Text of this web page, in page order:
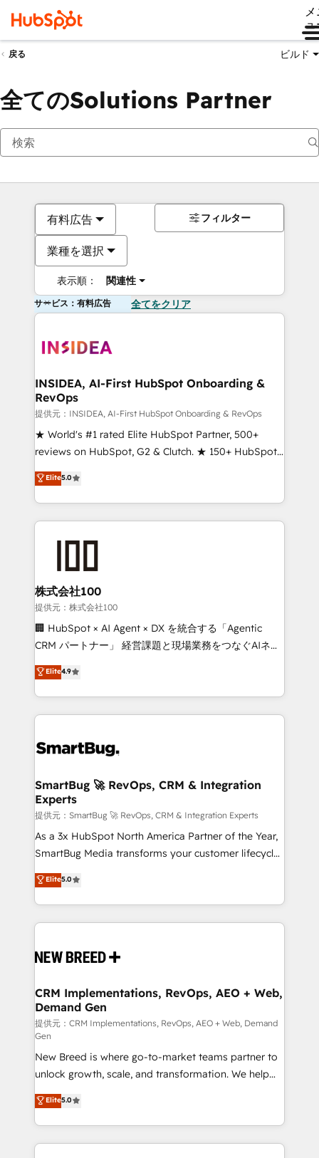
ュ
戻る ビルド
全てのSolutions Partner
有料広告
業種を選択
表示順： 関連性
フィルター
サービス：有料広告 全てをクリア
INSIDEA, AI-First HubSpot Onboarding &
RevOps
提供元：INSIDEA, AI-First HubSpot Onboarding & RevOps
★ World's #1 rated Elite HubSpot Partner, 500+
reviews on HubSpot, G2 & Clutch. ★ 150+ HubSpot
Certified Experts & Trainers across the team ★
1,500+ implementations across five continents ★ AI-
First, RevOps-led, Onboarding obsessed ★
Company of the Year 2024/25 INSIDEA helps
and build AI-powered workflows that drive adoption
from week one, in your time zone. What we do ➤
Onboarding: Live in weeks, with workflows built
around your business, not a template. ➤ Migration:
Move from any legacy CRM. Zero downtime, full data
run your revenue process. Sales, marketing, and
service wired together. ➤ AI and Integrations: Layer
tune-ups, feature rollouts, adoption coaching. Buying
HubSpot, switching to it, or reviving a stale portal?
We are built for the work.
Elite5.0
株式会社100
提供元：株式会社100
🏢 HubSpot × AI Agent × DX を統合する「Agentic
CRM パートナー」 経営課題と現場業務をつなぐAIネイ
ティブ・エージェンシーとして、HubSpot Eliteの実装
力で顧客フロント業務を再設計します。 💡 100inc は何
をする会社か？ HubSpotを共通基盤に、AIエージェン
トを組み込んだ顧客フロント業務（マーケティング・営
ィブ・エージェンシーです。事業部・グループ会社・部
を、CRMを軸とした全社共通基盤に再構築します。意
思決定者・PMO・現場担当者に並走します。 1️⃣
HubSpot導入・活用支援 顧客データの一元化から、
GTMの見える化・自動化まで。全Hub統合運用、デー
タ品質設計、グループ横断のCRM統合に対応します。
の一部をAIが自律実行する組織への移行を設計・実装。
Breeze・Claude等をHubSpotと連携させ、役割定義・
革を、構想から実装・定着までPMOとして主導。「設
の統合・浸透・変革管理を実行します。 ▸ CMS戦略設
計・構築：リード獲得・CVR・SEOを前提にした情報設
計・導線設計・テンプレート設計をContent Hubで一体
提供。 ▸ 既存CRM・MAからの移行支援：Salesforce・
Marketo・Pardot等からの移行、カスタム設計、履歴
データ移行と活用設計まで。 ▸ AEO対応：ChatGPT・
ンツとサイト構造を最適化。 🏆 なぜ100incを選ぶの
か？ ✓ HubSpot Eliteパートナー認定 ✓ HubSpotアワ
ード受賞・HUGリーダー ✓ ISO27001:2022 /
Elite4.9
SmartBug 🚀 RevOps, CRM & Integration
Experts
提供元：SmartBug 🚀 RevOps, CRM & Integration Experts
As a 3x HubSpot North America Partner of the Year,
SmartBug Media transforms your customer lifecycle
into a revenue engine. Our unified ecosystem
includes specialized divisions Globalia (AI &
Software) and Point Success Media (Paid Media),
making this the official home for all three brands. 🔄
and system integrations powered by Globalia’s
trainers to drive platform adoption. 📈 Revenue
Generation - Full-funnel marketing and high-
performance advertising via Point Success Media. -
Expert deployment of Breeze AI and custom agents
to automate growth. 🏆 Elite Excellence - 8 platform
accreditations and deep HIPAA-compliance
expertise. - A team of 250+ experts dedicated to
your resilient growth.
Elite5.0
CRM Implementations, RevOps, AEO + Web,
Demand Gen
提供元：CRM Implementations, RevOps, AEO + Web, Demand
Gen
New Breed is where go-to-market teams partner to
unlock growth, scale, and transformation. We help
companies activate HubSpot’s AI-powered
customer platform and operationalize HubSpot’s
Loop Marketing framework through expert-led
services, smart agents, and purpose-built apps,
Elite5.0